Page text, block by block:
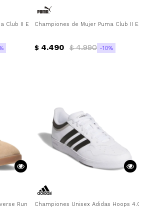
Club II Era Plataforma Puma - Negro - Blanco
Championes de Mujer Puma Club II
$ 4.490 $ 4.990 10
Run Star Trainer Suede Converse - Amarillo
Championes Unisex Adidas Hoops